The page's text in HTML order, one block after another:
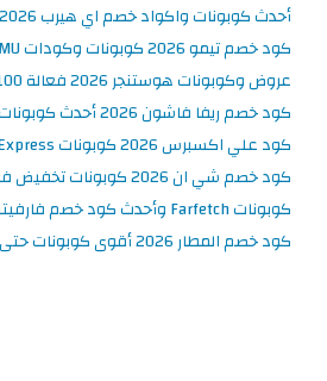
أحدث كوبونات واكواد خصم اي هيرب 2026 حتى 25% في iHerb المغرب
كود خصم تيمو 2026 كوبونات وكودات TEMU حتى 90% على الطلبات
عروض وكوبونات هوستنجر 2026 فعالة 100% في Hostinger المغرب
كود خصم ريفا فاشون 2026 أحدث كوبونات Riva المغرب حتى 50%
كود علي اكسبرس 2026 كوبونات AliExpress محدثة وفعالة حتى 50%
كود خصم شي ان 2026 كوبونات تخفيض فعالة 100% في SHEIN المغرب
كوبونات Farfetch وأحدث كود خصم فارفيتش 2026
كود خصم المطار 2026 أقوى كوبونات حتى 10% في تطبيق Almatar